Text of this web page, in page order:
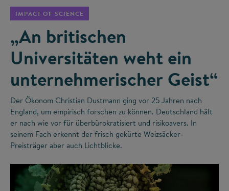
IMPACT OF SCIENCE
„An britischen
Universitäten weht ein
unternehmerischer Geist“
Der Ökonom Christian Dustmann ging vor 25 Jahren nach
England, um empirisch forschen zu können. Deutschland hält
er nach wie vor für überbürokratisiert und risikoavers. In
seinem Fach erkennt der frisch gekürte Weizsäcker-
Preisträger aber auch Lichtblicke.